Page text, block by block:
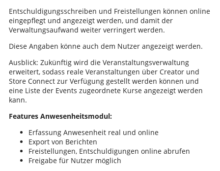
Entschuldigungsschreiben und Freistellungen können online
eingepflegt und angezeigt werden, und damit der
Verwaltungsaufwand weiter verringert werden.
Diese Angaben könne auch dem Nutzer angezeigt werden.
Ausblick: Zukünftig wird die Veranstaltungsverwaltung
erweitert, sodass reale Veranstaltungen über Creator und
Store Connect zur Verfügung gestellt werden können und
eine Liste der Events zugeordnete Kurse angezeigt werden
kann.
Features Anwesenheitsmodul:
Erfassung Anwesenheit real und online
Export von Berichten
Freistellungen, Entschuldigungen online abrufen
Freigabe für Nutzer möglich